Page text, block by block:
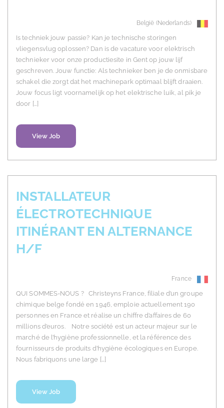
België (Nederlands)
Is techniek jouw passie? Kan je technische storingen
vliegensvlug oplossen? Dan is de vacature voor elektrisch
technieker voor onze productiesite in Gent op jouw lijf
geschreven. Jouw functie: Als technieker ben je de onmisbare
schakel die zorgt dat het machinepark optimaal blijft draaien.
Jouw focus ligt voornamelijk op het elektrische luik, al pik je
door […]
View Job
INSTALLATEUR
ÉLECTROTECHNIQUE
ITINÉRANT EN ALTERNANCE
H/F
France
QUI SOMMES-NOUS ? Christeyns France, filiale d’un groupe
chimique belge fondé en 1946, emploie actuellement 190
personnes en France et réalise un chiffre d’affaires de 60
millions d’euros. Notre société est un acteur majeur sur le
marché de l’hygiène professionnelle, et la référence des
fournisseurs de produits d’hygiène écologiques en Europe.
Nous fabriquons une large […]
View Job